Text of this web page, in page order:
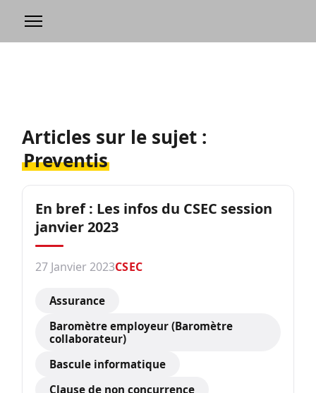
Articles sur le sujet :
Preventis
En bref : Les infos du CSEC session
janvier 2023
27 Janvier 2023CSEC
Assurance
Baromètre employeur (Baromètre
collaborateur)
Bascule informatique
Clause de non concurrence